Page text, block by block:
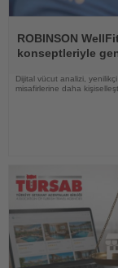
Oku
ROBINSON
konseptleriyle
Dijital vücut analizi,
misafirlerine daha